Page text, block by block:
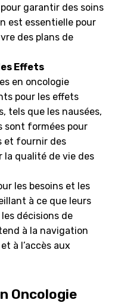
garantir des soins
est essentielle pour
des plans de
Effets
en oncologie
pour les effets
tels que les nausées,
sont formées pour
et fournir des
la qualité de vie des
les besoins et les
à ce que leurs
décisions de
à la navigation
à l’accès aux
Oncologie